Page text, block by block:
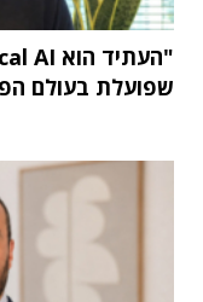
שפועלת בעולם